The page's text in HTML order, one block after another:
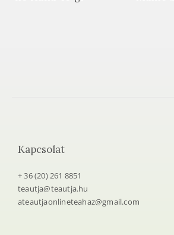
Kapcsolat
+ 36 (20) 261 8851
teautja@teautja.hu
ateautjaonlineteahaz@gmail.com